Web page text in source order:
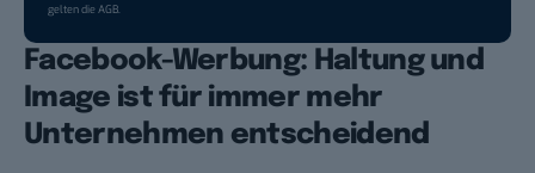
gelten dieAGB.
Facebook-Werbung: Haltung und
Image ist für immer mehr
Unternehmen entscheidend